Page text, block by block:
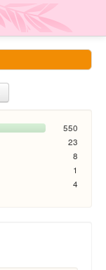
550
23
8
1
4